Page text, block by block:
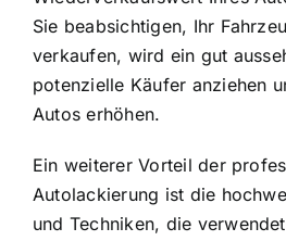
Sie beabsichtigen, Ihr
verkaufen, wird ein gut
potenzielle Käufer anziehen
Autos erhöhen.
Ein weiterer Vorteil der
Autolackierung ist die
und Techniken, die